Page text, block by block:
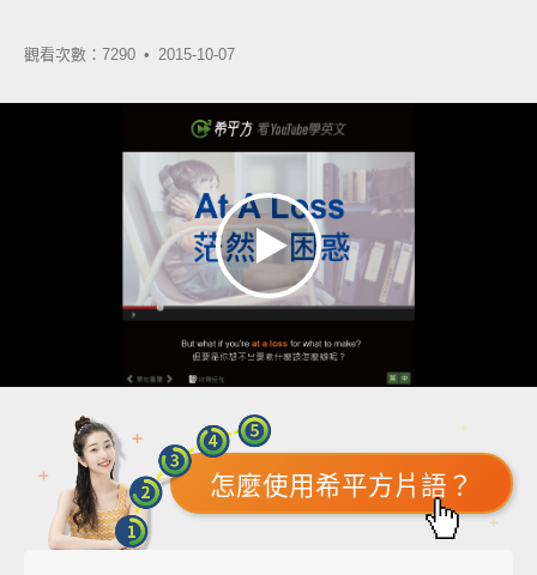
觀看次數：7290 • 2015-10-07
怎麼使用希平方片語？